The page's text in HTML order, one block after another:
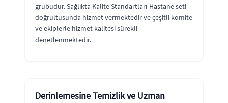
grubudur. Sağlıkta Kalite Standartları-Hastane seti
doğrultusunda hizmet vermektedir ve çeşitli komite
ve ekiplerle hizmet kalitesi sürekli
denetlenmektedir.
Derinlemesine Temizlik ve Uzman